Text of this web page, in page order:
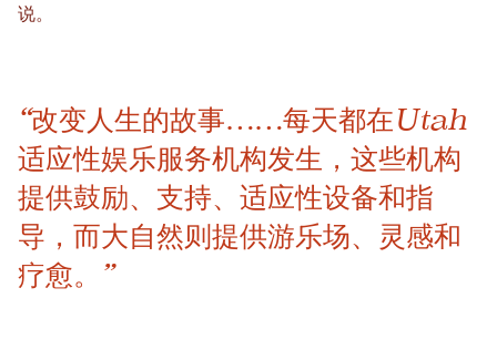
说。
“改变人生的故事……每天都在Utah
适应性娱乐服务机构发生，这些机构
提供鼓励、支持、适应性设备和指
导，而大自然则提供游乐场、灵感和
疗愈。”